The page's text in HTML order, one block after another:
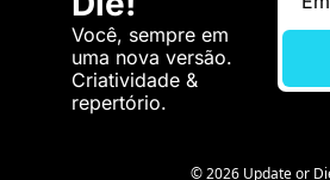
Você, sempre em
uma nova versão.
Criatividade &
repertório.
© 2026 Update or